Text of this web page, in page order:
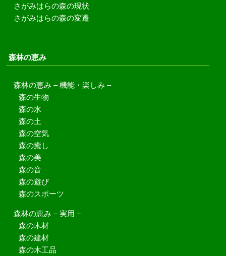
さがみはらの森の現状
さがみはらの森の変遷
森林の恵み
森林の恵み – 機能・楽しみ –
森の生物
森の水
森の土
森の空気
森の癒し
森の美
森の音
森の遊び
森のスポーツ
森林の恵み – 実用 –
森の木材
森の建材
森の木工品